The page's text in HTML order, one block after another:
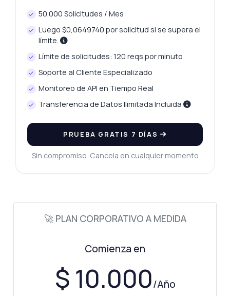
50.000 Solicitudes / Mes
Luego $0,0649740 por solicitud si se supera el
límite.
Límite de solicitudes: 120 reqs por minuto
Soporte al Cliente Especializado
Monitoreo de API en Tiempo Real
Transferencia de Datos Ilimitada Incluida
PRUEBA GRATIS 7 DÍAS
Sin compromiso. Cancela en cualquier momento
🚀 PLAN CORPORATIVO A MEDIDA
Comienza en
$ 10.000/Año